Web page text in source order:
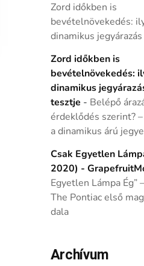
Zord időkben is
bevételnövekedés:
dinamikus
Zord időkben is
bevételnövekedés:
dinamikus
tesztje - Belépő
érdeklődés szerint?
a dinamikus árú
Csak Egyetlen
2020) -
Egyetlen Lámpa Ég”
The Pontiac első
dala
Archívum